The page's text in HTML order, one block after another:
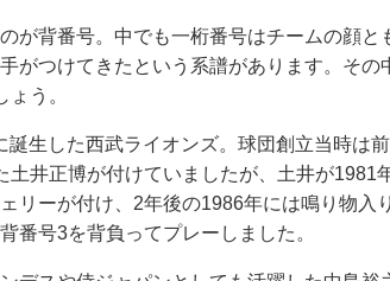
が背番号。中でも一桁番号はチームの顔と
がつけてきたという系譜があります。その
う。
生した西武ライオンズ。球団創立当時は
井正博が付けていましたが、土井が1981
リーが付け、2年後の1986年には鳴り物入
番号3を背負ってプレーしました。